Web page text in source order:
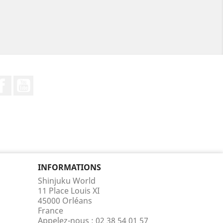
INFORMATIONS
Shinjuku World
11 Place Louis XI
45000 Orléans
France
Appelez-nous : 02 38 54 01 57